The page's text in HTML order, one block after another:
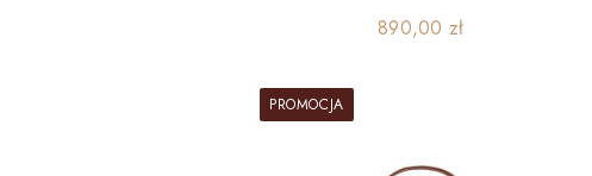
Cena
890,00 zł
PROMOCJA